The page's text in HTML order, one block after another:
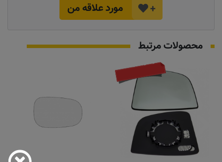
+ مورد علاقه من
محصولات مرتبط
موجود نیست